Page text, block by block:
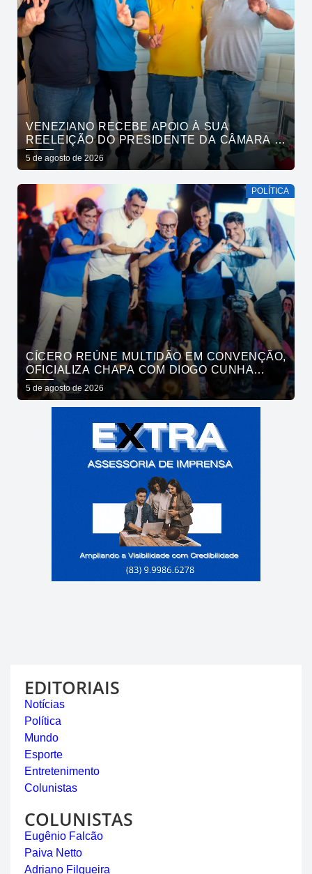
VENEZIANO RECEBE APOIO À SUA
REELEIÇÃO DO PRESIDENTE DA CÂMARA E
VEREADORES DE SÃO BENTO
5 de agosto de 2026
POLÍTICA
CÍCERO REÚNE MULTIDÃO EM CONVENÇÃO,
OFICIALIZA CHAPA COM DIOGO CUNHA
LIMA, VENEZIANO E ANDRÉ GADELHA E
CONVOCA PARAÍBA A DAR O PRÓXIMO
PASSO
5 de agosto de 2026
EDITORIAIS
Notícias
Política
Mundo
Esporte
Entretenimento
Colunistas
COLUNISTAS
Eugênio Falcão
Paiva Netto
Adriano Filgueira